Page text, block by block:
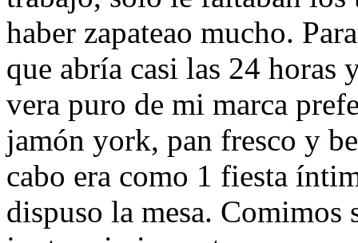
haber zapateao mucho.
que abría casi las 24 horas
vera puro de mi marca
jamón york, pan fresco y
cabo era como 1 fiesta
dispuso la mesa. Comimos